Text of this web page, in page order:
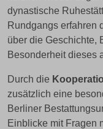
dynastische
Rundgangs erfahren
über die Geschichte,
Besonderheit dieses
Durch die
zusätzlich eine
Berliner
Einblicke mit Fragen